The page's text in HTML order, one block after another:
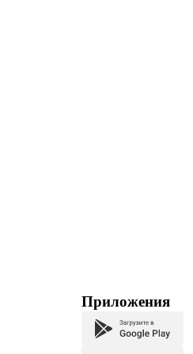
Приложения